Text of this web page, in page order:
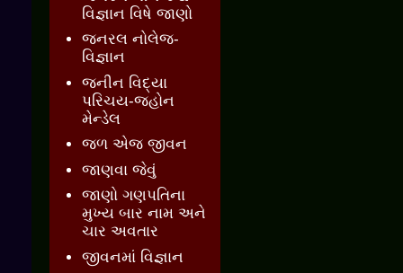
વિજ્ઞાન વિષે જાણો
જનરલ નોલેજ-
વિજ્ઞાન
જનીન વિદ્યા
પરિચય-જ્હોન
મેન્ડેલ
જળ એજ જીવન
જાણવા જેવું
જાણો ગણપતિના
મુખ્ય બાર નામ અને
ચાર અવતાર
જીવનમાં વિજ્ઞાન